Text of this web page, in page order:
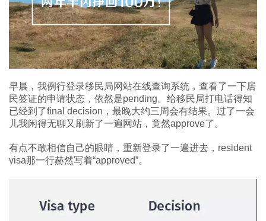
早晨，我例行登录移民局网站在线查询系统，查看了一下居
民签证的申请状态，依然是pending。给移民局打电话得知
已经到了final decision，最晚大约三周会有结果。过了一会
儿我闲得无聊又刷新了一遍网站，竟然approve了。
有点不敢相信自己的眼睛，重新登录了一遍进去，resident
visa那一行赫然写着“approved”。